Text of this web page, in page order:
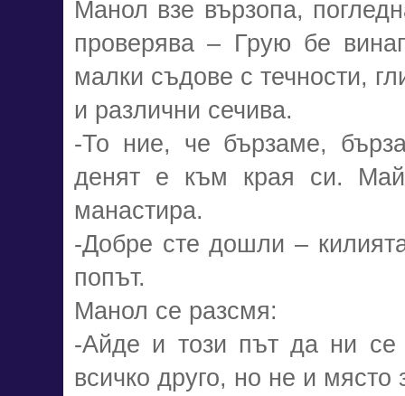
Манол взе вързопа,
проверява – Грую бе
малки съдове с течности,
и различни сечива.
-То ние, че бързаме,
денят е към края си.
манастира.
-Добре сте дошли –
попът.
Манол се разсмя:
-Айде и този път да ни
всичко друго, но не и